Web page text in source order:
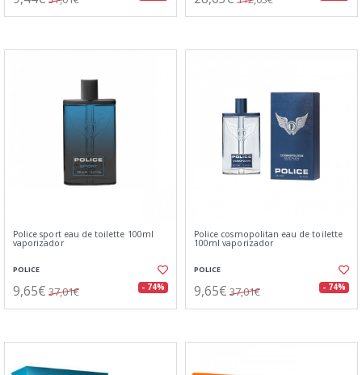
Police sport eau de toilette 100ml
vaporizador
POLICE
9,65€ 37,01€ - 74%
Police cosmopolitan eau de toilette
100ml vaporizador
POLICE
9,65€ 37,01€ - 74%